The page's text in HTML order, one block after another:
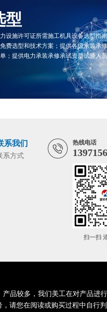
型
设施许可证所需施工机具设备选型指
费选型和技术方案；提供各级承装承
；提供电力承装承修承试资质试验人员
系我们
系方式
热线电话
扫一扫
品较多，我们美工在对产品进
请您在阅读或购买过程中自行